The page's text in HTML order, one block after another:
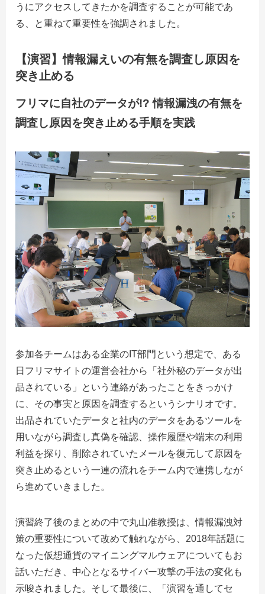
うにアクセスしてきたかを調査することが可能であ
る、と重ねて重要性を強調されました。
【演習】情報漏えいの有無を調査し原因を
突き止める
フリマに自社のデータが!?情報漏洩の有無を
調査し原因を突き止める手順を実践
参加各チームはある企業の IT部門という想定で、ある
日フリマサイトの運営会社から「社外秘のデータが出
品されている」という連絡があったことをきっかけ
に、その事実と原因を調査するというシナリオです。
出品されていたデータと社内のデータをあるツールを
用いながら調査し真偽を確認、操作履歴や端末の利用
利益を探り、削除されていたメールを復元して原因を
突き止めるという一連の流れをチーム内で連携しなが
ら進めていきました。
演習終了後のまとめの中で丸山准教授は、情報漏洩対
策の重要性について改めて触れながら、2018年話題に
なった仮想通貨のマイニングマルウェアについてもお
話いただき、中心となるサイバー攻撃の手法の変化も
示唆されました。そして最後に、「演習を通してセ